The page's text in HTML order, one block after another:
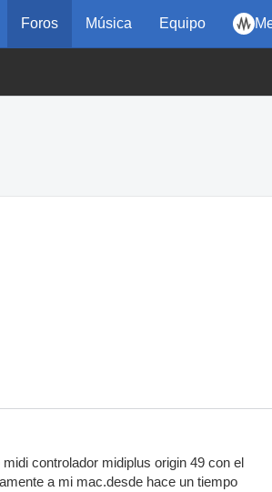
Foros Música Equipo
controlador midiplus origin 49 con el
a mi mac.desde hace un tiempo